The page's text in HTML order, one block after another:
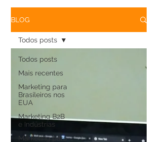
BLOG
Todos posts
Mais recentes
Marketing para
Brasileiros nos
EUA
Marketing B2B
e Indústrias
Marketing para
Todos posts